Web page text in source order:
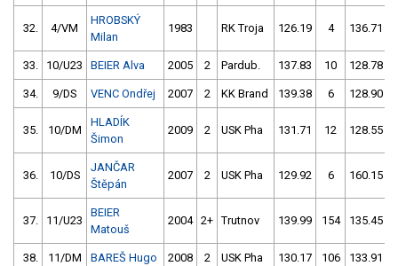
32. 4/VM
HROBSKÝ
Milan
1983 RK Troja 126.19 4 136.71
33. 10/U23 BEIER Alva 2005 2 Pardub. 137.83 10 128.78
34. 9/DS VENC Ondřej 2007 2 KK Brand 139.38 6 128.90
35. 10/DM
HLADÍK
Šimon
2009 2 USK Pha 131.71 12 128.55
36. 10/DS
JANČAR
Štěpán
2007 2 USK Pha 129.92 6 160.15
37. 11/U23
BEIER
Matouš
2004 2+ Trutnov 139.99 154 135.45
38. 11/DM BAREŠ Hugo 2008 2 USK Pha 130.17 106 133.91